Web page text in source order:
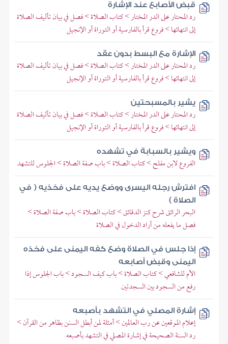
قبض الأصابع عند الإشارة
رد المحتار على الدر المختار > كتاب الصلاة > فصل في بيان تأليف الصلاة
إلى انتهائها > فروع قرأ بالفارسية أو التوراة أو الإنجيل
الإشارة مع البسط بدون عقد
رد المحتار على الدر المختار > كتاب الصلاة > فصل في بيان تأليف الصلاة
إلى انتهائها > فروع قرأ بالفارسية أو التوراة أو الإنجيل
يشير بالمسبحتين
رد المحتار على الدر المختار > كتاب الصلاة > فصل في بيان تأليف الصلاة
إلى انتهائها > فروع قرأ بالفارسية أو التوراة أو الإنجيل
ويشير بالسبابة في تشهده
الفروع لابن مفلح > كتاب الصلاة > باب صفة الصلاة > الجلوس للتشهد
افترش رجله اليسرى ووضع يديه على فخذيه ( في
الصلاة )
البحر الرائق شرح كنز الدقائق > كتاب الصلاة > باب صفة الصلاة >
فصل ما يفعله من أراد الدخول في الصلاة
إذا جلس في الصلاة وضع كفه اليمنى على فخذه
اليمنى وقبض أصابعه
الأم للشافعي > كتاب الصلاة > باب كيف السجود > باب الجلوس إذا
رفع من السجود بين السجدتين
إشارة المصلي في التشهد بأصبعه
إعلام الموقعين عن رب العالمين > أمثلة لمن أبطل السنن بظاهر من القرآن >
رد السنة الصحيحة في إشارة المصلي في التشهد بأصبعه